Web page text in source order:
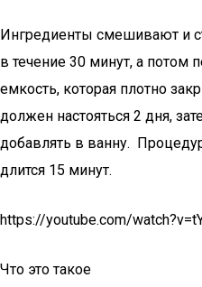
Ингредиенты смешивают и
в течение 30 минут, а потом
емкость, которая плотно
должен настояться 2 дня,
добавлять в ванну.
длится 15 минут.
https://youtube.com/
Что это такое